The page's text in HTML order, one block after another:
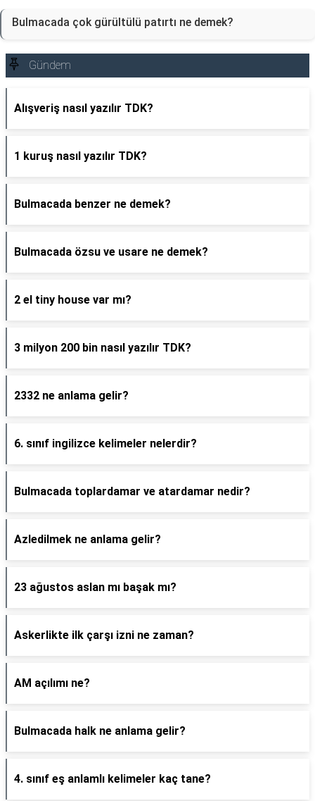
Bulmacada çok gürültülü patırtı ne demek?
Gündem
Alışveriş nasıl yazılır TDK?
1 kuruş nasıl yazılır TDK?
Bulmacada benzer ne demek?
Bulmacada özsu ve usare ne demek?
2 el tiny house var mı?
3 milyon 200 bin nasıl yazılır TDK?
2332 ne anlama gelir?
6. sınıf ingilizce kelimeler nelerdir?
Bulmacada toplardamar ve atardamar nedir?
Azledilmek ne anlama gelir?
23 ağustos aslan mı başak mı?
Askerlikte ilk çarşı izni ne zaman?
AM açılımı ne?
Bulmacada halk ne anlama gelir?
4. sınıf eş anlamlı kelimeler kaç tane?